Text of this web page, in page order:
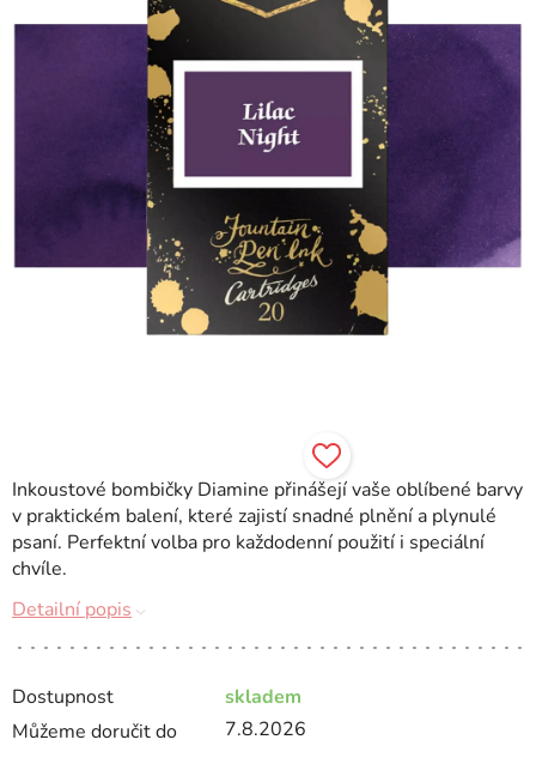
Dostupnost
skladem
Můžeme doručit do
7.8.2026
Inkoustové bombičky Diamine přinášejí vaše oblíbené barvy
v praktickém balení, které zajistí snadné plnění a plynulé
psaní. Perfektní volba pro každodenní použití i speciální
chvíle.
Detailní popis